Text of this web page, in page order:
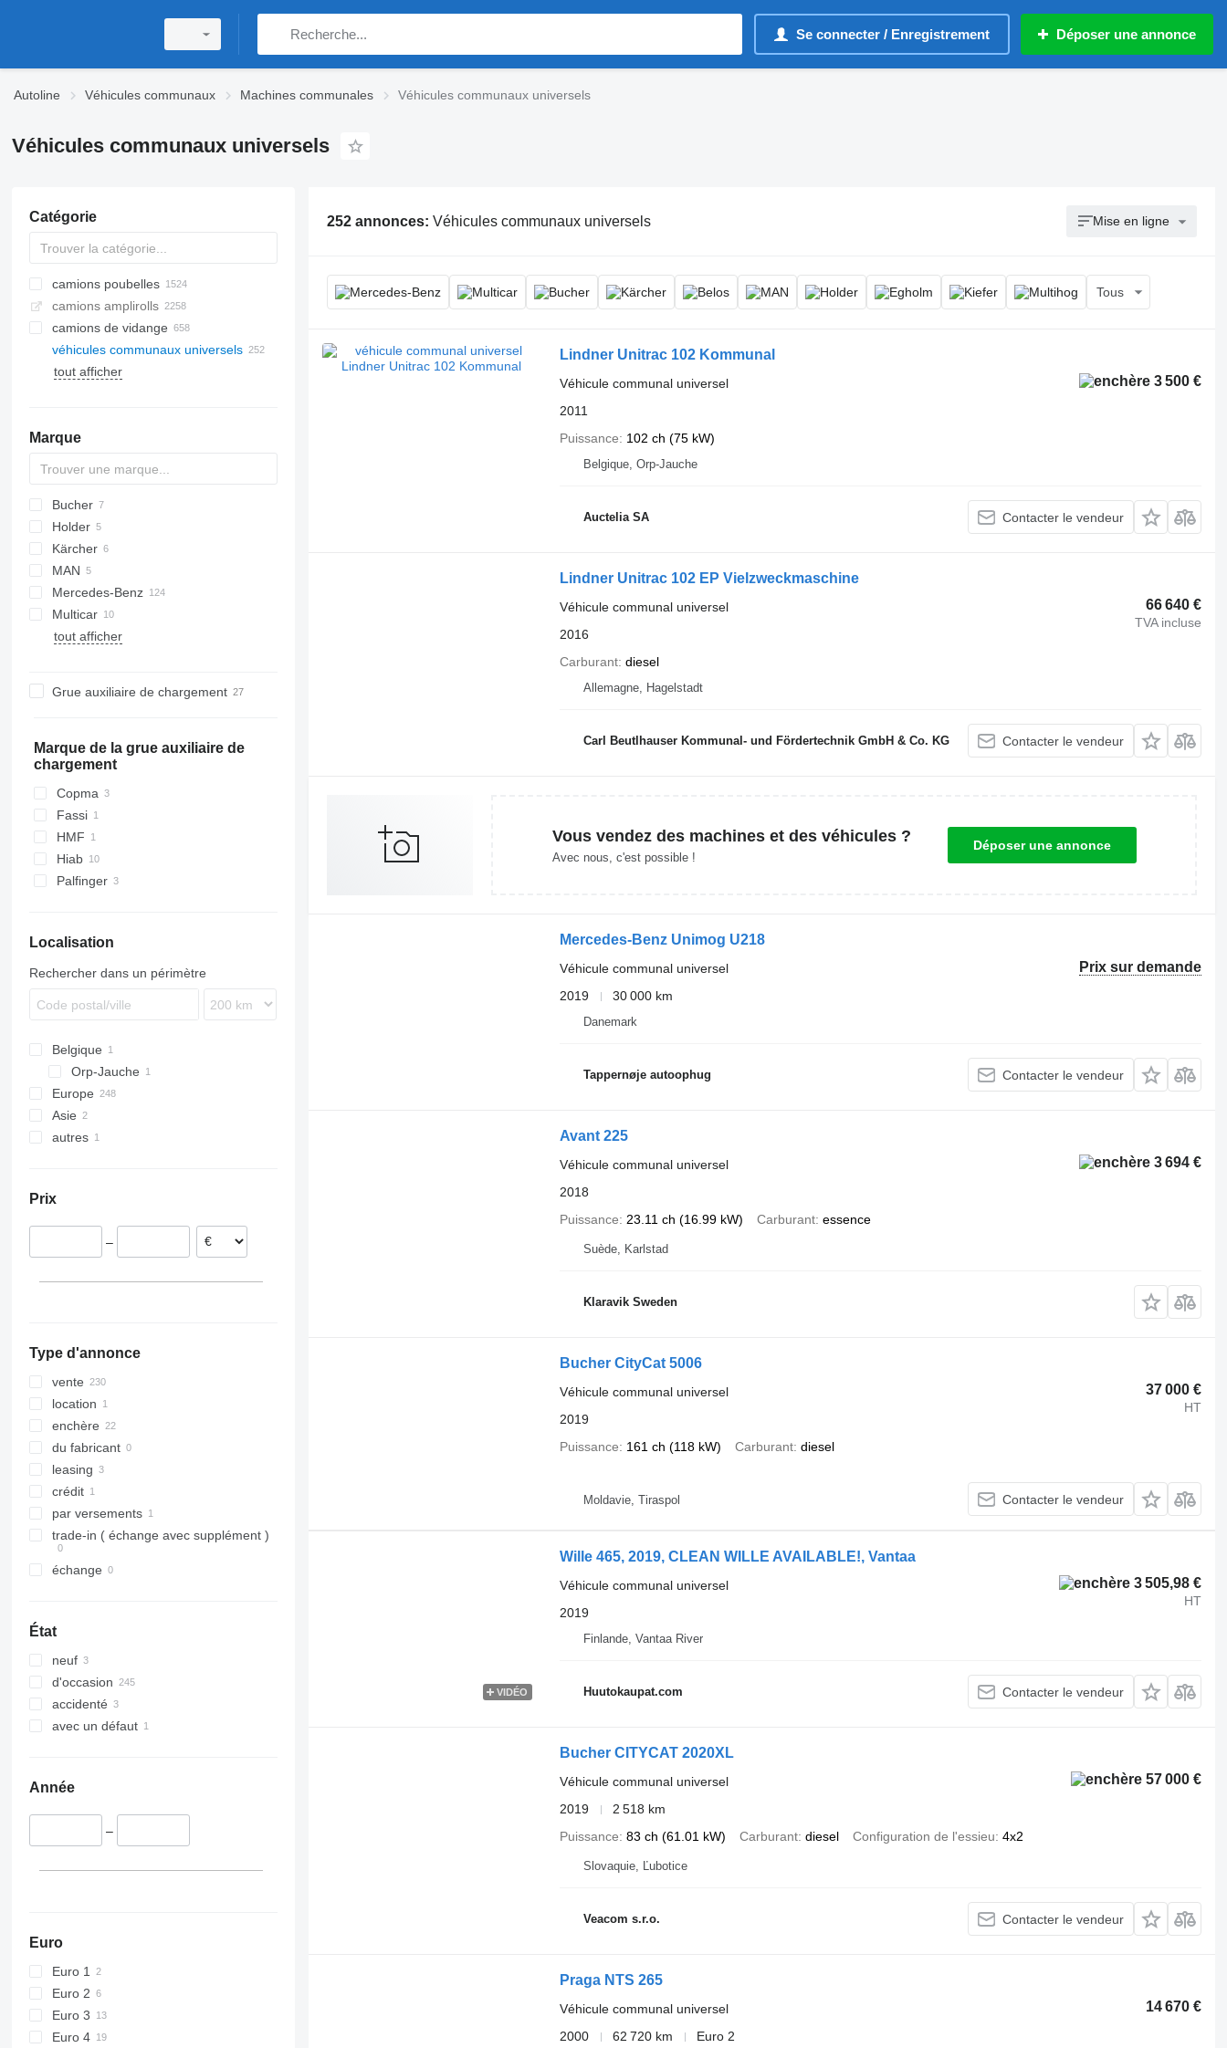
Se connecter / Enregistrement Déposer une annonce
Autoline Véhicules communaux Machines communales Véhicules communaux universels
Véhicules communaux universels
Catégorie
camions poubelles
camions amplirolls
camions de vidange
véhicules communaux universels
tout afficher
Marque
M-series
200 - series
Bucher
BU
CityCat
G-series
Holder
C
P-series
Stralis
X-series
F-series
Kärcher
MIC
MAN
LE
TGM
TGS
Mercedes-Benz
Atego
Axor
Canter
Multicar
M-series
K-series
tout afficher
Grue auxiliaire de chargement
Marque de la grue auxiliaire de
chargement
Copma
Fassi
HMF
Hiab
Palfinger
Localisation
Rechercher dans un périmètre
Belgique
Orp-Jauche
Europe
Pologne
Hongrie
Lituanie
Asie
Ouzbékistan
autres
Prix
–
Type d'annonce
vente
location
enchère
du fabricant
leasing
crédit
par versements
trade-in ( échange avec supplément )
échange
État
neuf
d'occasion
accidenté
avec un défaut
Année
–
Euro
Euro 1
Euro 2
Euro 3
Euro 4
252 annonces: Véhicules communaux universels Mise en ligne
Tous
Lindner Unitrac 102 Kommunal
3 500 €
Véhicule communal universel
2011
Puissance
102 ch (75 kW)
Belgique, Orp-Jauche
Auctelia SA Contacter le vendeur
Lindner Unitrac 102 EP Vielzweckmaschine
66 640 €
TVA incluse
Véhicule communal universel
2016
Carburant diesel
Allemagne, Hagelstadt
Carl Beutlhauser Kommunal- und Fördertechnik GmbH & Co. KG Contacter le vendeur
Vous vendez des machines et des véhicules ?
Avec nous, c'est possible !
Déposer une annonce
Mercedes-Benz Unimog U218
Prix sur demande
Véhicule communal universel
2019
30 000 km
Danemark
Tappernøje autoophug Contacter le vendeur
Avant 225
3 694 €
Véhicule communal universel
2018
Puissance
23.11 ch (16.99 kW) Carburant essence
Suède, Karlstad
Klaravik Sweden
Bucher CityCat 5006
37 000 €
HT
Véhicule communal universel
2019
Puissance
161 ch (118 kW) Carburant diesel
Moldavie, Tiraspol Contacter le vendeur
VIDÉO
Wille 465, 2019, CLEAN WILLE AVAILABLE!, Vantaa
3 505,98 €
HT
Véhicule communal universel
2019
Finlande, Vantaa River
Huutokaupat.com Contacter le vendeur
Bucher CITYCAT 2020XL
57 000 €
Véhicule communal universel
2019
2 518 km
Puissance 83 ch (61.01 kW) Carburant diesel Configuration de l'essieu 4x2
Slovaquie, Ľubotice
Veacom s.r.o. Contacter le vendeur
Praga NTS 265
14 670 €
Véhicule communal universel
2000
62 720 km
Euro 2